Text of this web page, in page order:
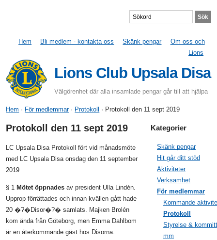
Hem Bli medlem - kontakta oss Skänk pengar
Om oss och
Lions
Lions Club Upsala Disa
Välgörenhet där alla insamlade pengar går till att hjälpa
Hem · För medlemmar· Protokoll · Protokoll den 11 sept 2019
Protokoll den 11 sept 2019
LC Upsala Disa Protokoll fört vid månadsmöte
med LC Upsala Disa onsdag den 11 september
2019
§ 1Mötet öppnades av president Ulla Lindén.
Upprop förrättades och innan kvällen gått hade
20 �?�Disor�?� samlats. Majken Brolén
kom ända från Göteborg, men Emma Dahlbom
är en återkommande gäst hos Disorna.
Kategorier
Skänk pengar
Hit går ditt stöd
Aktiviteter
Verksamhet
För medlemmar
Kommande
Protokoll
Styrelse &
mm